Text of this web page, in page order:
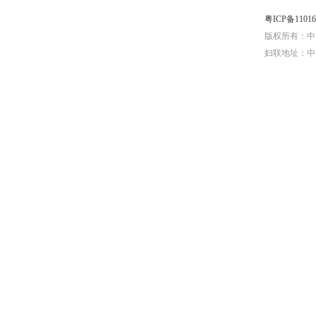
粤ICP备
版权所有：
妇联地址：